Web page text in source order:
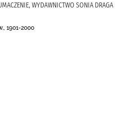
WYDAWNICTWO SONIA DRAGA
1901-2000